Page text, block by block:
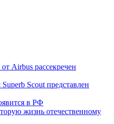
Airbus рассекречен
Scout представлен
в РФ
жизнь отечественному